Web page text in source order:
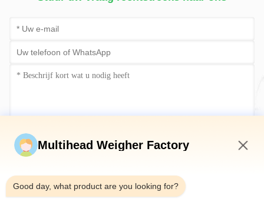
Stuur nu
Multihead Weigher Factory
Good day, what product are you looking for?